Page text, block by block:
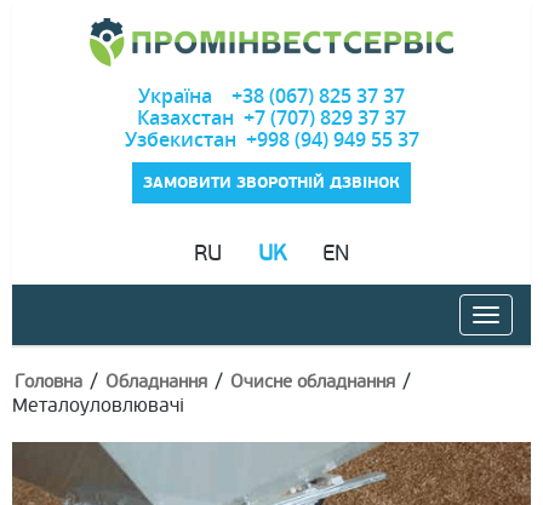
Україна +38 (067) 825 37 37
Казахстан +7 (707) 829 37 37
Узбекистан +998 (94) 949 55 37
ЗАМОВИТИ ЗВОРОТНІЙ ДЗВІНОК
RU UK EN
Головна / Обладнання / Очисне обладнання /
Металоуловлювачі